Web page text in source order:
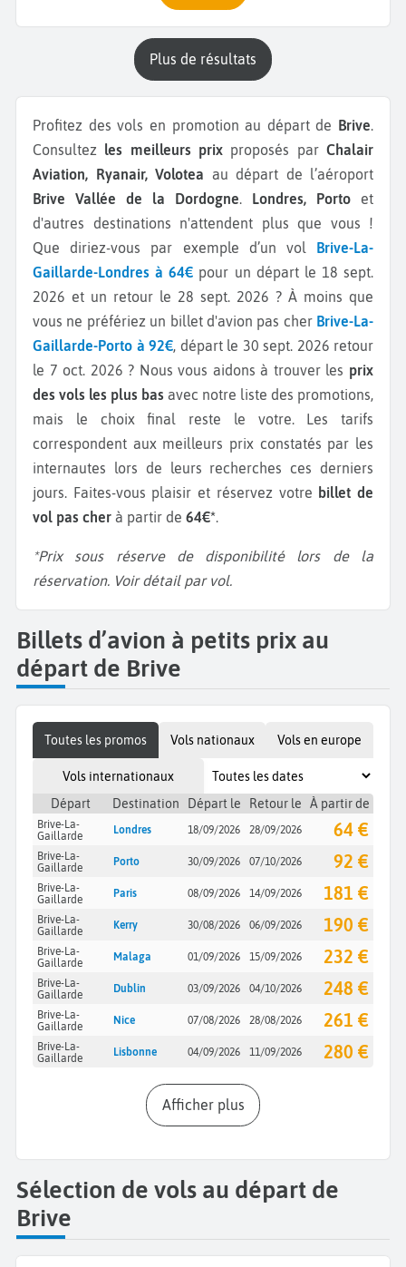
plus de résultats
Profitez des vols en promotion au départ de Brive.
Consultez les meilleurs prix proposés parChalair
Aviation, Ryanair, Volotea au départ de l’aéroport
Brive Vallée de la Dordogne. Londres, Porto et
d'autres destinations n'attendent plus que vous !
Que diriez-vous par exemple d’un vol Brive-La-
Gaillarde-Londres à 64€ pour un départ le 18 sept.
2026 et un retour le 28 sept. 2026 ? À moins que
vous ne préfériez un billet d'avion pas cher Brive-La-
Gaillarde-Porto à 92€, départ le 30 sept. 2026 retour
le 7 oct. 2026 ? Nous vous aidons à trouver les prix
des vols les plus bas avec notre liste des promotions,
mais le choix final reste le votre. Les tarifs
correspondent aux meilleurs prix constatés par les
internautes lors de leurs recherches ces derniers
jours. Faites-vous plaisir et réservez votre billet de
vol pas cher à partir de 64€*.
*Prix sous réserve de disponibilité lors de la
réservation. Voir détail par vol.
Billets d’avion à petits prix au
départ de Brive
Toutes les promos Vols nationaux Vols en europe
Vols internationaux
Départ
Destination Départ le Retour le À partir de
Brive-La-
Gaillarde
Londres 18/09/2026 28/09/2026 64 €
Brive-La-
Gaillarde
Porto 30/09/2026 07/10/2026 92 €
Brive-La-
Gaillarde
Paris 08/09/2026 14/09/2026 181 €
Brive-La-
Gaillarde
Kerry 30/08/2026 06/09/2026 190 €
Brive-La-
Gaillarde
Malaga 01/09/2026 15/09/2026 232 €
Brive-La-
Gaillarde
Dublin 03/09/2026 04/10/2026 248 €
Brive-La-
Gaillarde
Nice 07/08/2026 28/08/2026 261 €
Brive-La-
Gaillarde
Lisbonne 04/09/2026 11/09/2026 280 €
Afficher plus
Sélection de vols au départ de
Brive